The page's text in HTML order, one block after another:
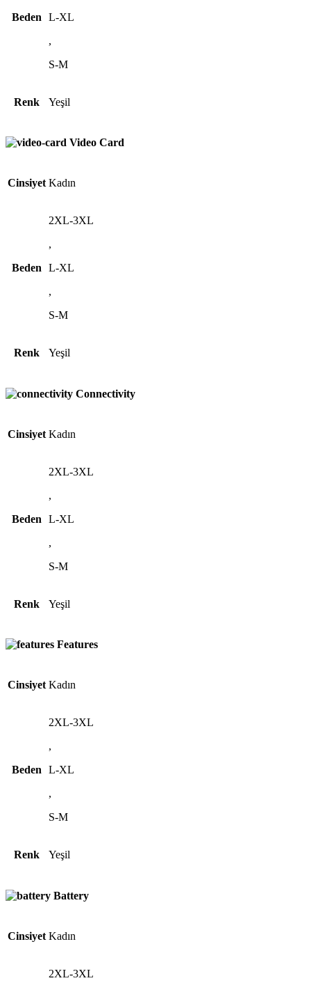
Beden
L-XL
,
S-M
Renk Yeşil
Video Card
Cinsiyet Kadın
Beden
2XL-3XL
,
L-XL
,
S-M
Renk Yeşil
Connectivity
Cinsiyet Kadın
Beden
2XL-3XL
,
L-XL
,
S-M
Renk Yeşil
Features
Cinsiyet Kadın
Beden
2XL-3XL
,
L-XL
,
S-M
Renk Yeşil
Battery
Cinsiyet Kadın
2XL-3XL